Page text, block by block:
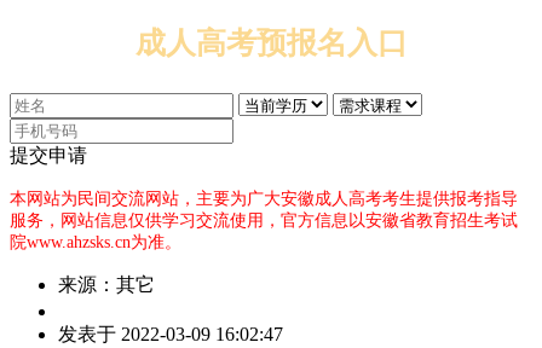
成人高考预报名入口
提交申请
本网站为民间交流网站，主要为广大安徽成人高考考生提供报考指导
服务，网站信息仅供学习交流使用，官方信息以安徽省教育招生考试
院www.ahzsks.cn为准。
来源：其它
者：
发表于 2022-03-09 16:02:47